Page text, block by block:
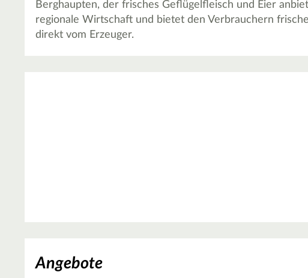
Berghaupten, der frisches Geflügelfleisch und Eier
regionale Wirtschaft und bietet den Verbrauchern
direkt vom Erzeuger.
Angebote